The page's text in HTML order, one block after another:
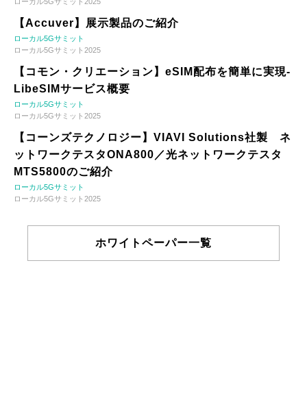
【Accuver】展示製品のご紹介
ローカル5Gサミット
ローカル5Gサミット2025
【コモン・クリエーション】eSIM配布を簡単に実現-
LibeSIMサービス概要
ローカル5Gサミット
ローカル5Gサミット2025
【コーンズテクノロジー】VIAVI Solutions社製 ネ
ットワークテスタONA800／光ネットワークテスタ
MTS5800のご紹介
ローカル5Gサミット
ローカル5Gサミット2025
ホワイトペーパー一覧